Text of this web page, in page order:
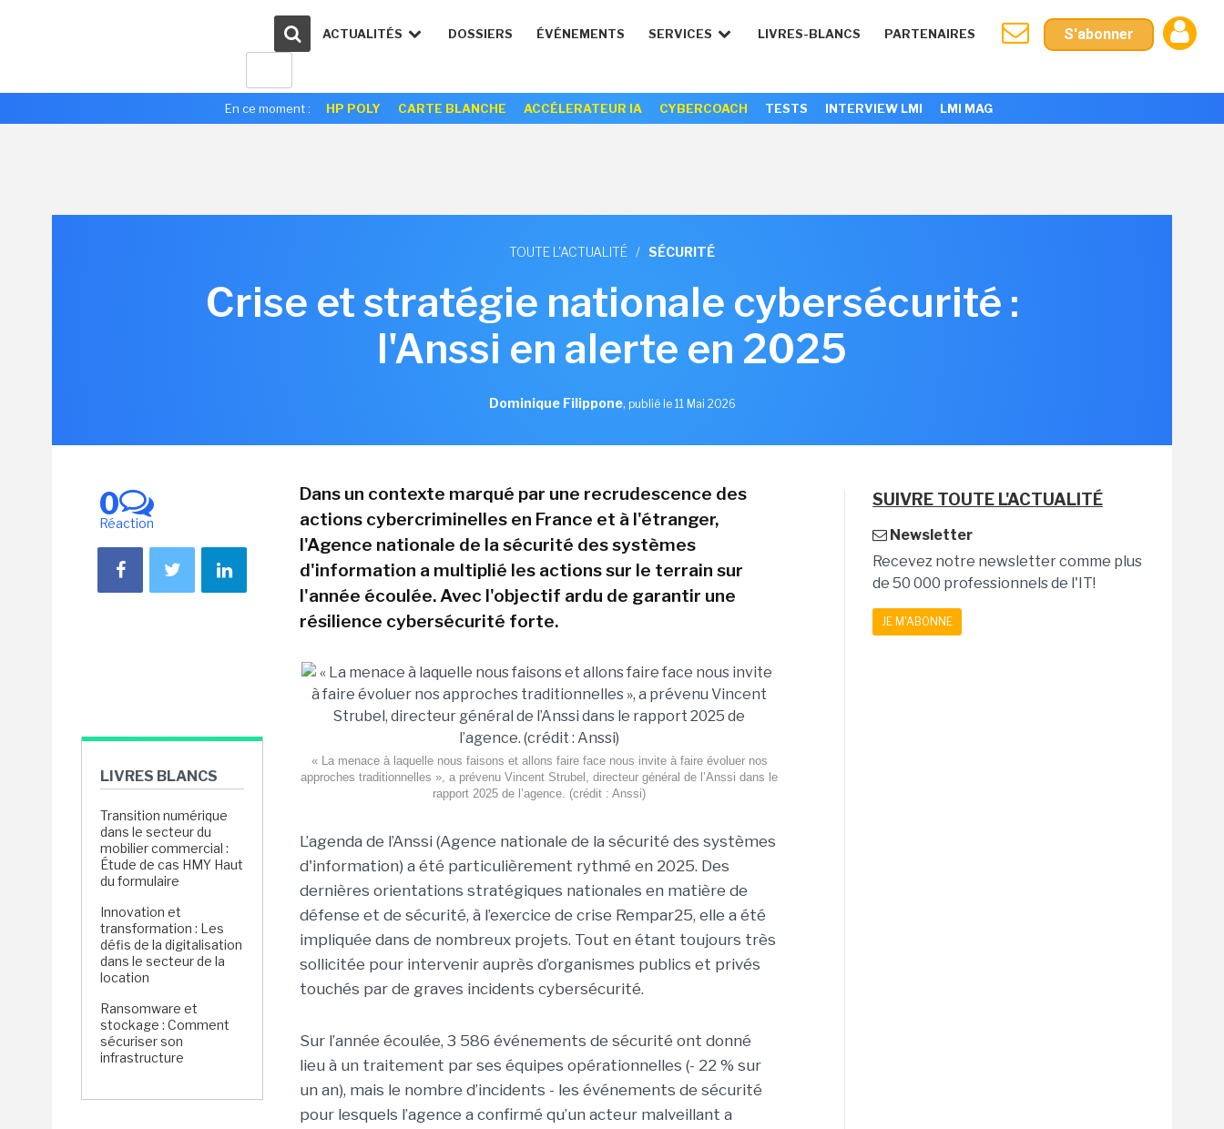
ACTUALITÉS DOSSIERS ÉVÉNEMENTS SERVICES LIVRES-BLANCS PARTENAIRES S'abonner
En ce moment : HP POLY CARTE BLANCHE ACCÉLERATEUR IA CYBERCOACH TESTS INTERVIEW LMI LMI MAG
TOUTE L'ACTUALITÉ / SÉCURITÉ
Crise et stratégie nationale cybersécurité :
l'Anssi en alerte en 2025
Dominique Filippone, publié le 11 Mai 2026
0
Réaction
LIVRES BLANCS
Transition numérique
dans le secteur du
mobilier commercial :
Étude de cas HMY Haut
du formulaire
Innovation et
transformation : Les
défis de la digitalisation
dans le secteur de la
location
Ransomware et
stockage : Comment
sécuriser son
infrastructure
Dans un contexte marqué par une recrudescence des
actions cybercriminelles en France et à l'étranger,
l'Agence nationale de la sécurité des systèmes
d'information a multiplié les actions sur le terrain sur
l'année écoulée. Avec l'objectif ardu de garantir une
résilience cybersécurité forte.
« La menace à laquelle nous faisons et allons faire face nous invite à faire évoluer nos
approches traditionnelles », a prévenu Vincent Strubel, directeur général de l’Anssi dans le
rapport 2025 de l’agence. (crédit : Anssi)
L’agenda de l’Anssi (Agence nationale de la sécurité des systèmes
d'information) a été particulièrement rythmé en 2025. Des
dernières orientations stratégiques nationales en matière de
défense et de sécurité, à l’exercice de crise Rempar25, elle a été
impliquée dans de nombreux projets. Tout en étant toujours très
sollicitée pour intervenir auprès d’organismes publics et privés
touchés par de graves incidents cybersécurité.
Sur l’année écoulée, 3 586 événements de sécurité ont donné
lieu à un traitement par ses équipes opérationnelles (- 22 % sur
un an), mais le nombre d’incidents - les événements de sécurité
pour lesquels l’agence a confirmé qu’un acteur malveillant a
SUIVRE TOUTE L'ACTUALITÉ
Newsletter
Recevez notre newsletter comme plus
de 50 000 professionnels de l'IT!
JE M'ABONNE